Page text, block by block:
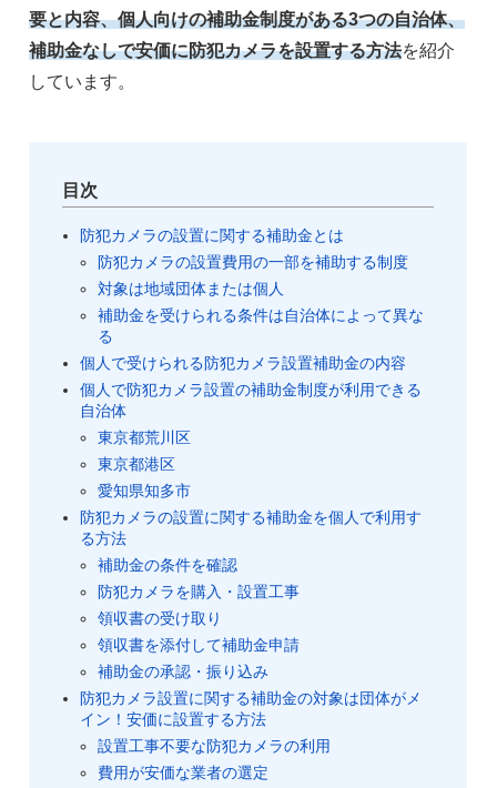
要と内容、個人向けの補助金制度がある3つの自治体、
補助金なしで安価に防犯カメラを設置する方法を紹介
しています。
目次
防犯カメラの設置に関する補助金とは
防犯カメラの設置費用の一部を補助する制度
対象は地域団体または個人
補助金を受けられる条件は自治体によって異な
る
個人で受けられる防犯カメラ設置補助金の内容
個人で防犯カメラ設置の補助金制度が利用できる
自治体
東京都荒川区
東京都港区
愛知県知多市
防犯カメラの設置に関する補助金を個人で利用す
る方法
補助金の条件を確認
防犯カメラを購入・設置工事
領収書の受け取り
領収書を添付して補助金申請
補助金の承認・振り込み
防犯カメラ設置に関する補助金の対象は団体がメ
イン！安価に設置する方法
設置工事不要な防犯カメラの利用
費用が安価な業者の選定